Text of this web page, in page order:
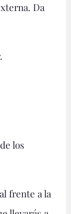
Da
los
frente a la